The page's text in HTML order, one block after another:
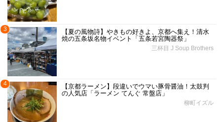
3
【夏の風物詩】やきもの好きよ、京都へ集え！清水
焼の五条坂名物イベント「五条若宮陶器祭」
三杯目 J Soup Brothers
4
【京都ラーメン】段違いでウマい豚骨醤油！太鼓判
の人気店「ラーメン てんぐ 常盤店」
柳町イズル